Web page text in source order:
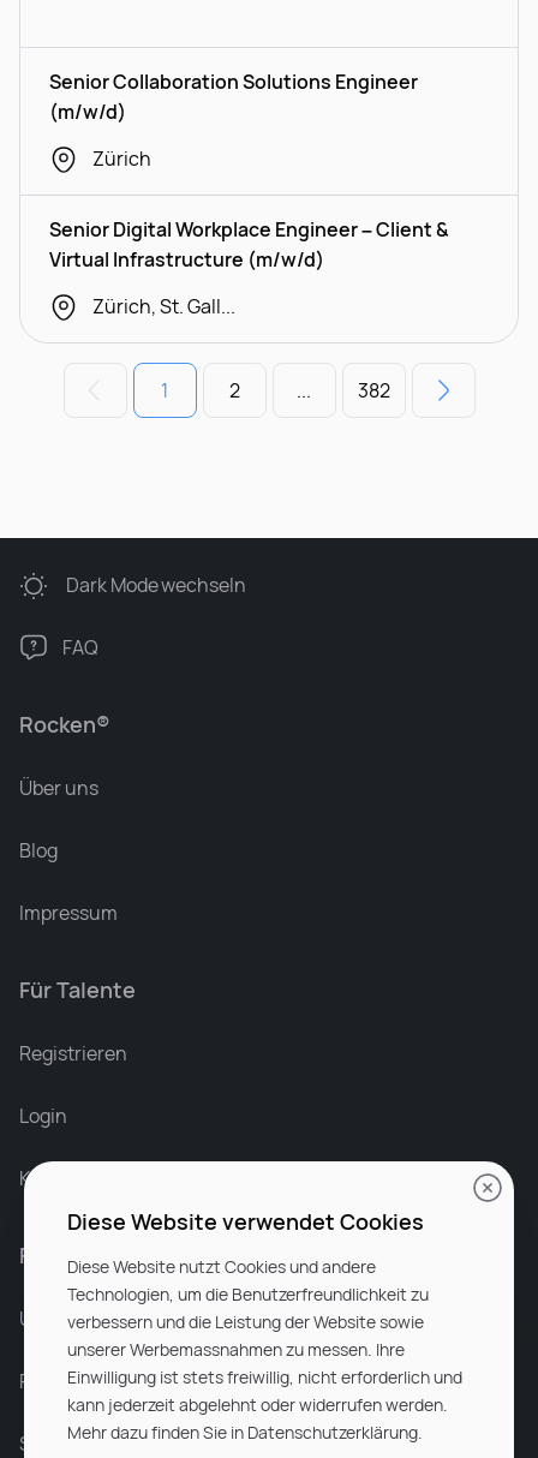
Senior Collaboration Solutions Engineer
(m/w/d)
Zürich
Senior Digital Workplace Engineer – Client &
Virtual Infrastructure (m/w/d)
Zürich, St. Gallen
1 2 ... 382
Rocken®
Über uns
Blog
Impressum
Für Talente
Registrieren
Login
Karriere bei Rocken
Für Unternehmen
Unsere Dienstleistungen
Partnerunternehmen
Sitemap
Dark Modewechseln
FAQ
Diese Website verwendet Cookies
Diese Website nutzt Cookies und andere
Technologien, um die Benutzerfreundlichkeit zu
verbessern und die Leistung der Website sowie
unserer Werbemassnahmen zu messen. Ihre
Einwilligung ist stets freiwillig, nicht erforderlich und
kann jederzeit abgelehnt oder widerrufen werden.
Mehr dazu finden Sie in Datenschutzerklärung.